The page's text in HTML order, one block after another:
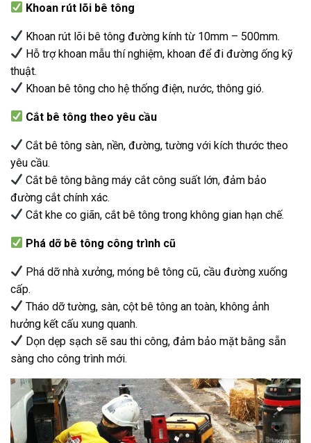
Khoan rút lõi bê tông
Khoan rút lõi bê tông đường kính từ 10mm – 500mm.
Hỗ trợ khoan mẫu thí nghiệm, khoan để đi đường ống kỹ
thuật.
Khoan bê tông cho hệ thống điện, nước, thông gió.
Cắt bê tông theo yêu cầu
Cắt bê tông sàn, nền, đường, tường với kích thước theo
yêu cầu.
Cắt bê tông bằng máy cắt công suất lớn, đảm bảo
đường cắt chính xác.
Cắt khe co giãn, cắt bê tông trong không gian hạn chế.
Phá dỡ bê tông công trình cũ
Phá dỡ nhà xưởng, móng bê tông cũ, cầu đường xuống
cấp.
Tháo dỡ tường, sàn, cột bê tông an toàn, không ảnh
hưởng kết cấu xung quanh.
Dọn dẹp sạch sẽ sau thi công, đảm bảo mặt bằng sẵn
sàng cho công trình mới.